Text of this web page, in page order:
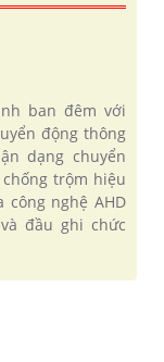
ban đêm với
động thông
dạng chuyển
trộm hiệu
nghệ AHD
đầu ghi chức